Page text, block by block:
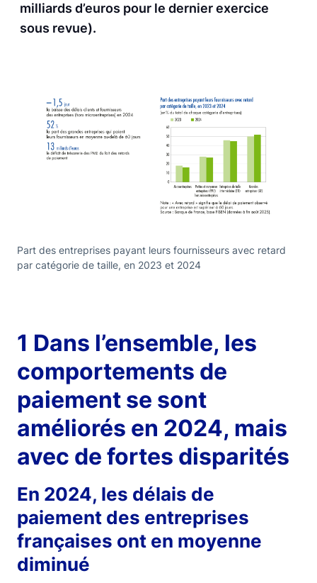
milliards d’euros pour le dernier exercice
sous revue).
Part des entreprises payant leurs fournisseurs avec retard
par catégorie de taille, en 2023 et 2024
1 Dans l’ensemble, les
comportements de
paiement se sont
améliorés en 2024, mais
avec de fortes disparités
En 2024, les délais de
paiement des entreprises
françaises ont en moyenne
diminué